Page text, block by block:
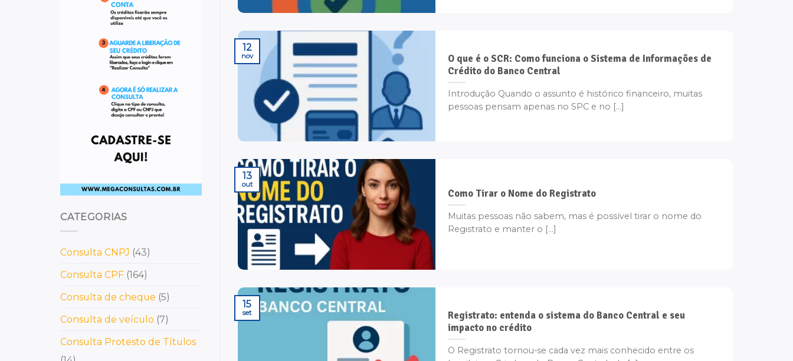
CATEGORIAS
Consulta CNPJ (43)
Consulta CPF (164)
Consulta de cheque (5)
Consulta de veículo (7)
Consulta Protesto de Títulos
O que é o SCR: Como funciona o Sistema de Informações de
Crédito do Banco Central
Introdução Quando o assunto é histórico financeiro, muitas
pessoas pensam apenas no SPC e no [...]
12
nov
Como Tirar o Nome do Registrato
Muitas pessoas não sabem, mas é possível tirar o nome do
Registrato e manter o [...]
13
out
Registrato: entenda o sistema do Banco Central e seu
impacto no crédito
O Registrato tornou-se cada vez mais conhecido entre os
15
set